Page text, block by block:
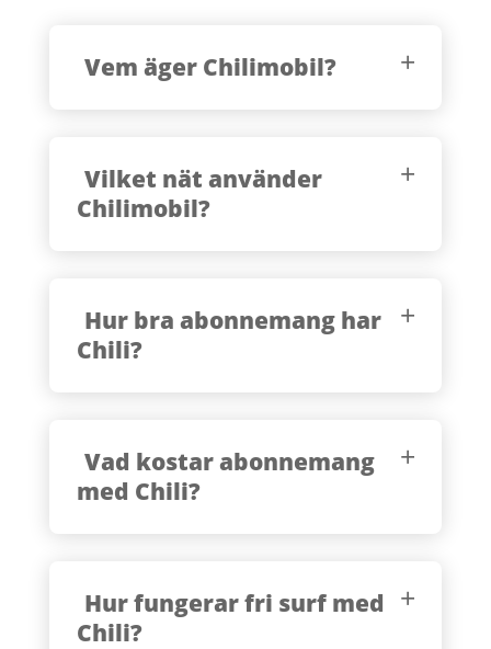
Vem äger Chilimobil?
Vilket nät använder
Chilimobil?
Hur bra abonnemang har
Chili?
Vad kostar abonnemang
med Chili?
Hur fungerar fri surf med
Chili?